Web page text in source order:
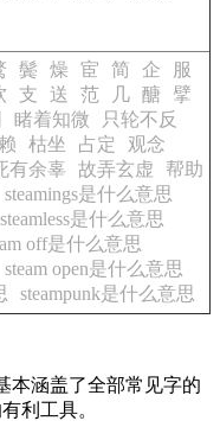
鬓 燥 宦 简 企
服
支 送 范 几 醣
擘
睹着知微
只轮不反
枯坐 占定
观念
有余辜 故弄玄虚
帮助
steamings是什么意思
steamless是什么意思
off是什么意思
steam open是什么意思
steampunk是什么意思
本涵盖了全部常见字的
利工具。